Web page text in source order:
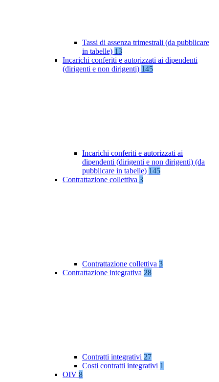
Tassi di assenza trimestrali (da pubblicare
in tabelle) 13
Incarichi conferiti e autorizzati ai dipendenti
(dirigenti e non dirigenti) 145
Incarichi conferiti e autorizzati ai
dipendenti (dirigenti e non dirigenti) (da
pubblicare in tabelle) 145
Contrattazione collettiva 3
Contrattazione collettiva 3
Contrattazione integrativa 28
Contratti integrativi 27
Costi contratti integrativi 1
OIV 8